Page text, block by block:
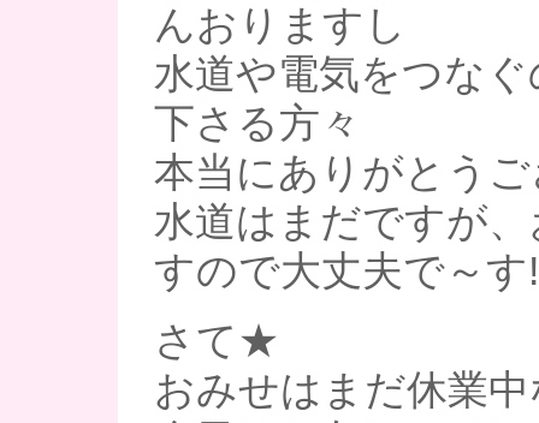
んおりますし
水道や電気をつな
下さる方々
本当にありがとう
水道はまだですが
すので大丈夫で～す!
さて★
おみせはまだ休業